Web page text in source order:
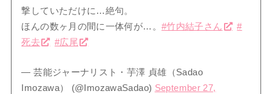
撃していただけに…絶句。
ほんの数ヶ月の間に一体何が…。 #竹内結子さん
#
死去
#広尾
— 芸能ジャーナリスト・芋澤 貞雄（Sadao
Imozawa） (@ImozawaSadao) September 27,